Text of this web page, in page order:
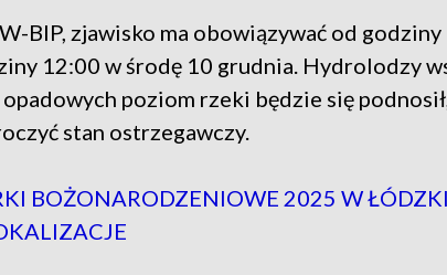
BIP, zjawisko ma obowiązywać od
12:00 w środę 10 grudnia. Hydrolodzy
poziom rzeki będzie się
stan ostrzegawczy.
BOŻONARODZENIOWE 2025 W